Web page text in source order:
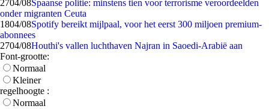
2704/08Spaanse politie: minstens tien voor terrorisme veroordeelden
onder migranten Ceuta
1804/08Spotify bereikt mijlpaal, voor het eerst 300 miljoen premium-
abonnees
2704/08Houthi's vallen luchthaven Najran in Saoedi-Arabië aan
Font-grootte:
Normaal
Kleiner
regelhoogte :
Normaal